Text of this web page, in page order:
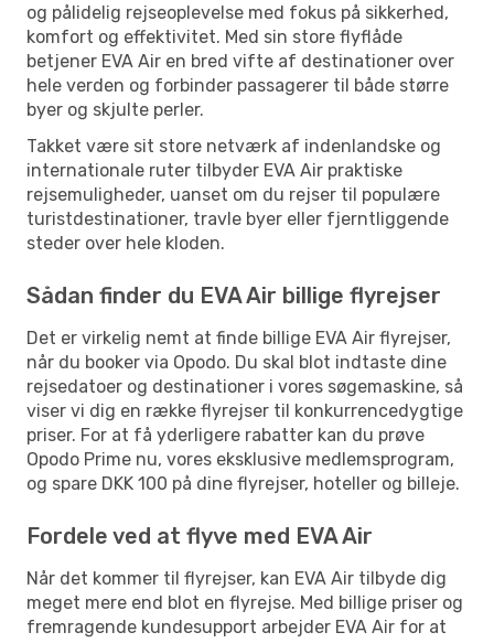
og pålidelig rejseoplevelse med fokus på sikkerhed,
komfort og effektivitet. Med sin store flyflåde
betjener EVA Air en bred vifte af destinationer over
hele verden og forbinder passagerer til både større
byer og skjulte perler.
Takket være sit store netværk af indenlandske og
internationale ruter tilbyder EVA Air praktiske
rejsemuligheder, uanset om du rejser til populære
turistdestinationer, travle byer eller fjerntliggende
steder over hele kloden.
Sådan finder du EVA Air billige flyrejser
Det er virkelig nemt at finde billige EVA Air flyrejser,
når du booker via Opodo. Du skal blot indtaste dine
rejsedatoer og destinationer i vores søgemaskine, så
viser vi dig en række flyrejser til konkurrencedygtige
priser. For at få yderligere rabatter kan du prøve
Opodo Prime nu, vores eksklusive medlemsprogram,
og spare DKK 100 på dine flyrejser, hoteller og billeje.
Fordele ved at flyve med EVA Air
Når det kommer til flyrejser, kan EVA Air tilbyde dig
meget mere end blot en flyrejse. Med billige priser og
fremragende kundesupport arbejder EVA Air for at